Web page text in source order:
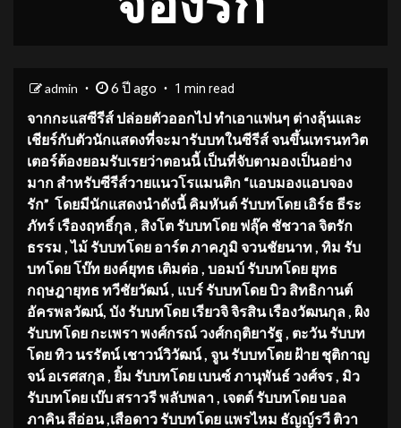
admin 6 ปี ago 1 min read
จากกะแสซีรีส์ ปล่อยตัวออกไป ทำเอาแฟนๆ ต่างลุ้นและ
เชียร์กับตัวนักแสดงที่จะมารับบทในซีรีส์จนขึ้นเทรนทวิต
เตอร์ต้องยอมรับเรยว่าตอนนี้ เป็นที่จับตามองเป็นอย่าง
มาก สำหรับซีรีส์วายแนวโรแมนติก “แอบมองแอบจอง
รัก” โดยมีนักแสดงนำดังนี้ คิมหันต์ รับบทโดย เอิร์ธ ธีระ
ภัทร์ เรืองฤทธิ์กุล สิงโต รับบทโดย ฟลุ๊ค ชัชวาล จิตรัก
ธรรม ,ไม้ รับบทโดย อาร์ต ภาคภูมิ จวนชัยนาท ทิม รับ
บทโดยโบ๊ท ยงค์ยุทธ เติมต่อ บอมบ์ รับบทโดย ยุทธ
กฤษฎายุทธ ทวีชัยวัฒน์, แบร์ รับบทโดยบิว สิทธิกานต์
อัครพลวัฒน์, บัง รับบทโดย เรียวจิ จิรสิน เรืองวัฒนกุล ผิง
รับบทโดย กะเพรา พงศ์กรณ์ วงศ์กฤติยารัฐ ตะวัน รับบท
โดยทิว นรรัตน์ เชาวน์วิวัฒน์, จูน รับบทโดย ฝ้าย ชุติกาญ
จน์ อเรศสกุล ยิ้ม รับบทโดย เบนซ์ ภานุพันธ์ วงศ์จร มิว
รับบทโดย เบ๊บ สราวรี พลับพลา เจตต์ รับบทโดย บอล
ภาคิน สีอ่อน, เสือดาว รับบทโดย แพรไหม ธัญญ์รวี ติวา